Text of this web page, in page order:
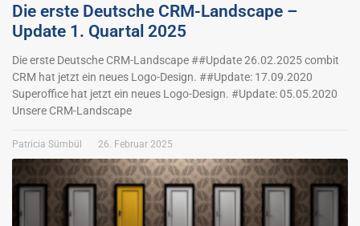
Die erste Deutsche CRM-Landscape –
Update 1. Quartal 2025
Die erste Deutsche CRM-Landscape ##Update 26.02.2025 combit
CRM hat jetzt ein neues Logo-Design. ##Update: 17.09.2020
Superoffice hat jetzt ein neues Logo-Design. #Update: 05.05.2020
Unsere CRM-Landscape
Patricia Sümbül 26. Februar 2025